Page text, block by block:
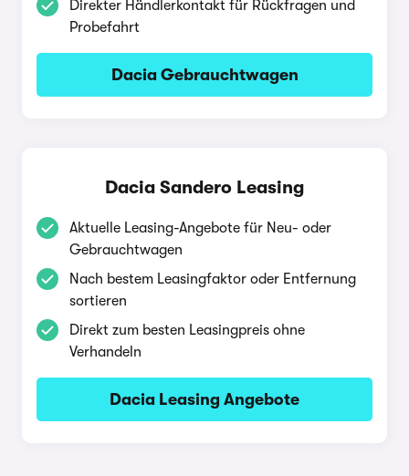
Direkter Händlerkontakt für Rückfragen und
Probefahrt
Dacia Gebrauchtwagen
Dacia Sandero Leasing
Aktuelle Leasing-Angebote für Neu- oder
Gebrauchtwagen
Nach bestem Leasingfaktor oder Entfernung
sortieren
Direkt zum besten Leasingpreis ohne
Verhandeln
Dacia Leasing Angebote